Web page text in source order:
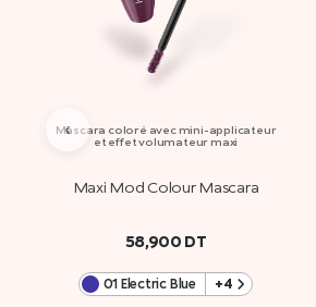
Mascara coloré avec mini-applicateur
et effet volumateur maxi
Maxi Mod Colour Mascara
58,900 DT
01 Electric Blue +4
‹